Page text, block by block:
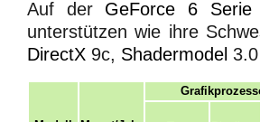
Auf der GeForce 6 Serie
unterstützen wie ihre
DirectX 9c, Shadermodel